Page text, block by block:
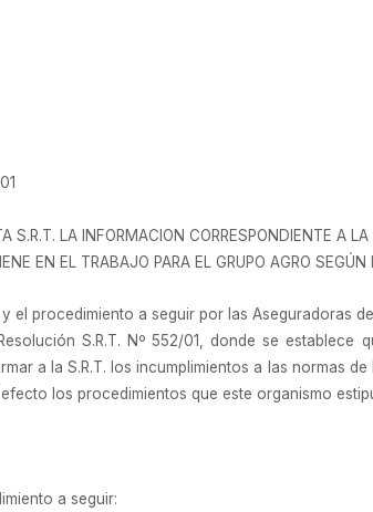
S.R.T. LA INFORMACION CORRESPONDIENTE A
EN EL TRABAJO PARA EL GRUPO AGRO
el procedimiento a seguir por las Aseguradoras
S.R.T. Nº 552/01, donde se
a la S.R.T. los incumplimientos a las normas
los procedimientos que este organismo
a seguir: